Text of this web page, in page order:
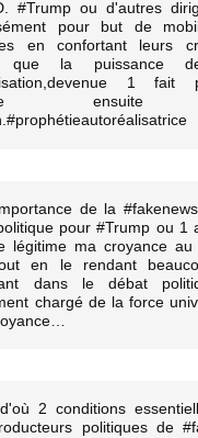
#Trump ou d'autres
pour but de
en confortant leurs
que la puissance
1 fait
ensuite
de la
pour #Trump ou 1
légitime ma croyance
en le rendant
dans le débat
chargé de la force
2 conditions
politiques de